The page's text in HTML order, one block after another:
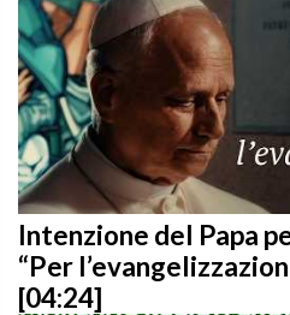
Intenzione del Papa
“Per
[04:24]